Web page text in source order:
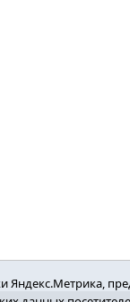
Яндекс.Метрика,